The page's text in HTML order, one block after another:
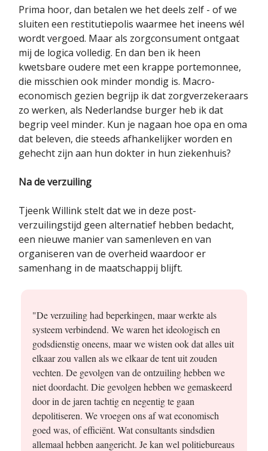
Prima hoor, dan betalen we het deels zelf - of we
sluiten een restitutiepolis waarmee het ineens wél
wordt vergoed. Maar als zorgconsument ontgaat
mij de logica volledig. En dan ben ik heen
kwetsbare oudere met een krappe portemonnee,
die misschien ook minder mondig is. Macro-
economisch gezien begrijp ik dat zorgverzekeraars
zo werken, als Nederlandse burger heb ik dat
begrip veel minder. Kun je nagaan hoe opa en oma
dat beleven, die steeds afhankelijker worden en
gehecht zijn aan hun dokter in hun ziekenhuis?
Na de verzuiling
Tjeenk Willink stelt dat we in deze post-
verzuilingstijd geen alternatief hebben bedacht,
een nieuwe manier van samenleven en van
organiseren van de overheid waardoor er
samenhang in de maatschappij blijft.
"De verzuiling had beperkingen, maar werkte als
systeem verbindend. We waren het ideologisch en
godsdienstig oneens, maar we wisten ook dat alles uit
elkaar zou vallen als we elkaar de tent uit zouden
vechten. De gevolgen van de ontzuiling hebben we
niet doordacht. Die gevolgen hebben we gemaskeerd
door in de jaren tachtig en negentig te gaan
depolitiseren. We vroegen ons af wat economisch
goed was, of efficiënt. Wat consultants sindsdien
allemaal hebben aangericht. Je kan wel politiebureaus